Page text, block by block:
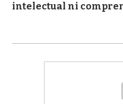
intelectual ni